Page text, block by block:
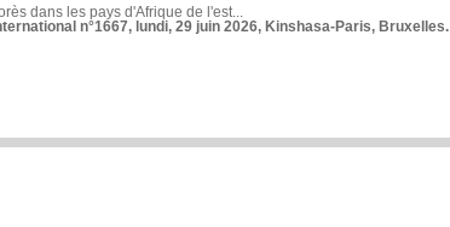
dans les pays d'Afrique de l'est...
n°1667, lundi, 29 juin 2026, Kinshasa-Paris, Bruxelles.